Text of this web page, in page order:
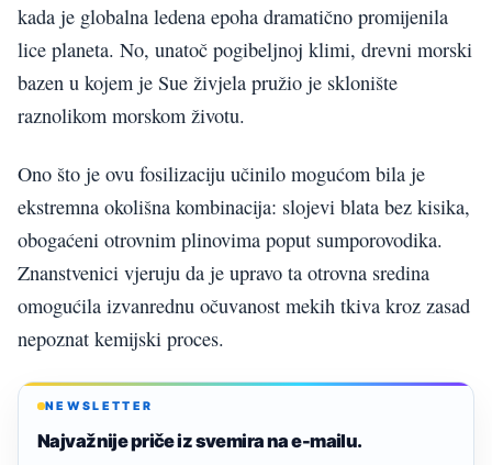
kada je globalna ledena epoha dramatično promijenila
lice planeta. No, unatoč pogibeljnoj klimi, drevni morski
bazen u kojem je Sue živjela pružio je sklonište
raznolikom morskom životu.
Ono što je ovu fosilizaciju učinilo mogućom bila je
ekstremna okolišna kombinacija: slojevi blata bez kisika,
obogaćeni otrovnim plinovima poput sumporovodika.
Znanstvenici vjeruju da je upravo ta otrovna sredina
omogućila izvanrednu očuvanost mekih tkiva kroz zasad
nepoznat kemijski proces.
NEWSLETTER
Najvažnije priče iz svemira na e-mailu.